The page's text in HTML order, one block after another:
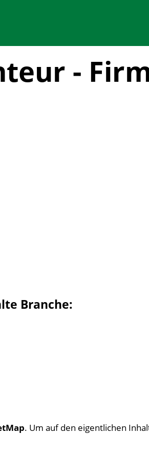
-
Branche:
. Um auf den eigentlichen